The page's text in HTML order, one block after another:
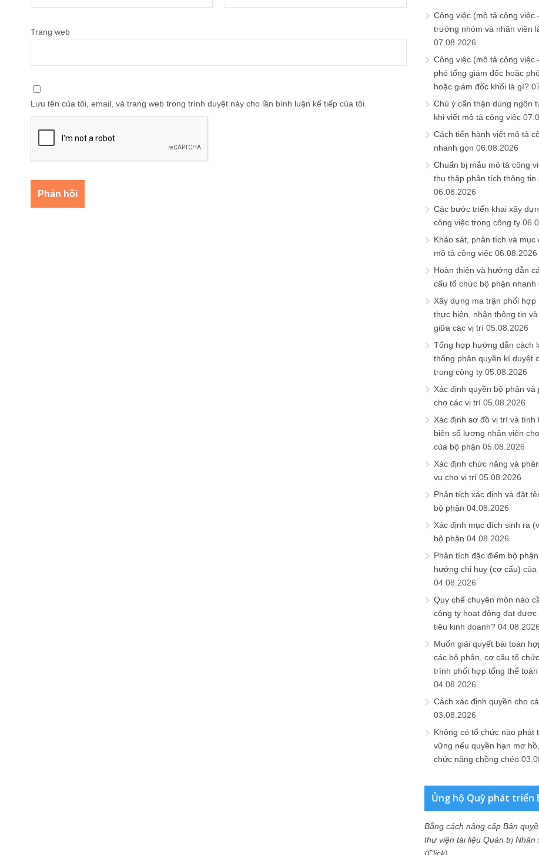
Trang web
Lưu tên của tôi, email, và trang web trong trình duyệt này cho lần bình luận kế tiếp của tôi.
Công việc (mô tả công việc
trưởng nhóm và nhân viên
07.08.2026
Công việc (mô tả công việc
phó tổng giám đốc hoặc
hoặc giám đốc khối là gì?
Chú ý cẩn thận dùng ngôn
khi viết mô tả công việc
Cách tiến hành viết mô tả
nhanh gọn 06.08.2026
Chuẩn bị mẫu mô tả công
thu thập phân tích thông tin
06.08.2026
Các bước triển khai xây
công việc trong công ty
Khảo sát, phân tích và mục
mô tả công việc 06.08.2026
Hoàn thiện và hướng dẫn
cấu tổ chức bộ phận nhanh
Xây dựng ma trận phối hợp
thực hiện, nhận thông tin
giữa các vị trí 05.08.2026
Tổng hợp hướng dẫn cách
thống phân quyền kí duyệt
trong công ty 05.08.2026
Xác định quyền bộ phận và
cho các vị trí 05.08.2026
Xác định sơ đồ vị trí và tính
biên số lượng nhân viên
của bộ phận 05.08.2026
Xác định chức năng và
vụ cho vị trí 05.08.2026
Phân tích xác định và đặt
bộ phận 04.08.2026
Xác định mục đích sinh ra
bộ phận 04.08.2026
Phân tích đặc điểm bộ
hướng chỉ huy (cơ cấu) của
04.08.2026
Quy chế chuyên môn nào
công ty hoạt động đạt được
tiêu kinh doanh? 04.08.2026
Muốn giải quyết bài toán
các bộ phận, cơ cấu tổ
trình phối hợp tổng thể
04.08.2026
Cách xác định quyền cho
03.08.2026
Không có tổ chức nào phát
vững nếu quyền hạn mơ
chức năng chồng chéo
Ủng hộ Quỹ phát triển
Bằng cách nâng cấp Bản
thư viện tài liệu Quản trị Nhân